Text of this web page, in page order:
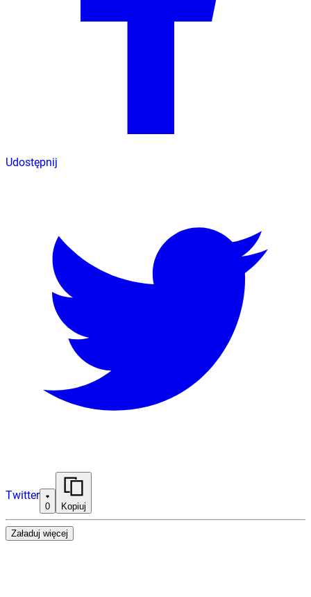
Udostępnij
Twitter
0 Kopiuj
Załaduj więcej